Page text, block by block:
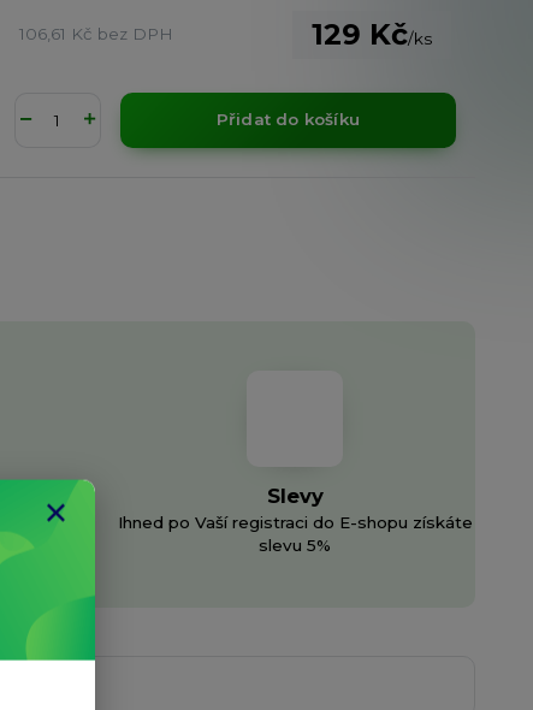
129 Kč/ks
106,61 Kč bez DPH
Přidat do košíku
sítí
Slevy
Ihned po Vaší registraci do E-shopu získáte
slevu 5%